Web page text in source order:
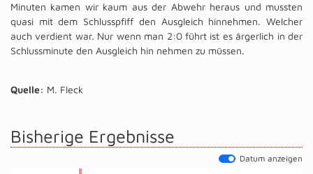
Minuten kamen wir kaum aus der Abwehr heraus und mussten
quasi mit dem Schlusspfiff den Ausgleich hinnehmen. Welcher
auch verdient war. Nur wenn man 2:0 führt ist es ärgerlich in der
Schlussminute den Ausgleich hin nehmen zu müssen.
Quelle: M. Fleck
Bisherige Ergebnisse
Datum anzeigen